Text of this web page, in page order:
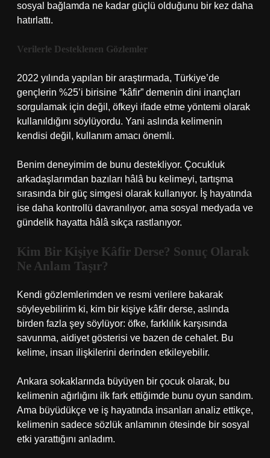
sosyal bağlamda ne kadar güçlü olduğunu bir kez daha
hatırlattı.
Verilerle Desteklenen Gözlemler
2022 yılında yapılan bir araştırmada, Türkiye’de
gençlerin %25’i birisine “kâfir” demenin dini inançları
sorgulamak için değil, öfkeyi ifade etme yöntemi olarak
kullanıldığını söylüyordu. Yani aslında kelimenin
kendisi değil, kullanım amacı önemli.
Benim deneyimim de bunu destekliyor. Çocukluk
arkadaşlarımdan bazıları hâlâ bu kelimeyi, tartışma
sırasında bir güç simgesi olarak kullanıyor. İş hayatında
ise daha kontrollü davranılıyor, ama sosyal medyada ve
gündelik hayatta hâlâ sıkça rastlanıyor.
Kim Bir Kişiye Kâfir Derse? Sonuç Olarak
Ne Anlam Taşır?
Kendi gözlemlerimden ve resmi verilere bakarak
söyleyebilirim ki, kim bir kişiye kâfir derse, aslında
birden fazla şey söylüyor: öfke, farklılık karşısında
savunma, aidiyet gösterisi ve bazen de cehalet. Bu
kelime, insan ilişkilerini derinden etkileyebilir.
Ankara sokaklarında büyüyen bir çocuk olarak, bu
kelimenin ağırlığını ilk fark ettiğimde bunu oyun sandım.
Ama büyüdükçe ve iş hayatında insanları analiz ettikçe,
kelimenin sadece sözlük anlamının ötesinde bir sosyal
etki yarattığını anladım.